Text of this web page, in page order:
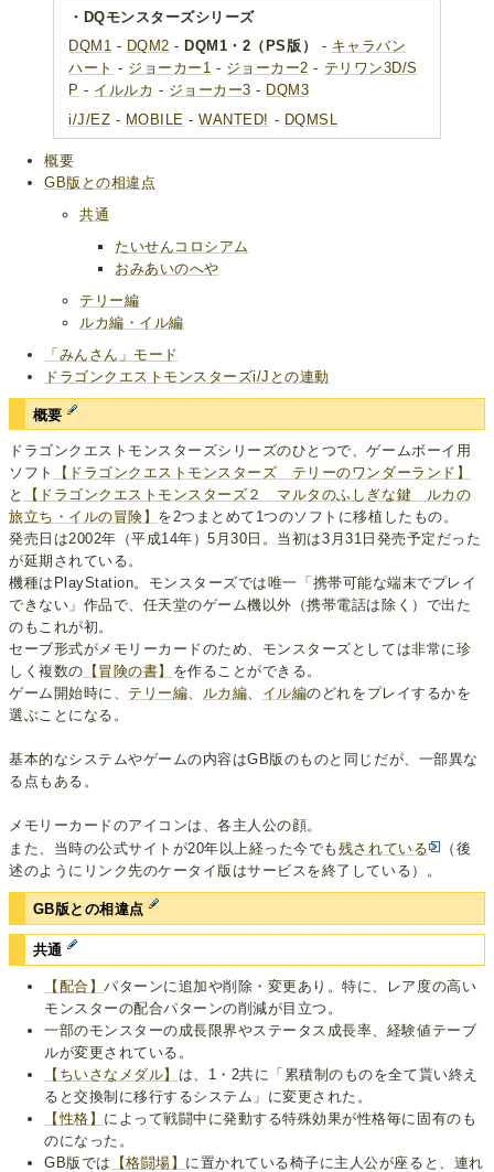
・DQモンスターズシリーズ
DQM1 - DQM2 - DQM1・2（PS版） - キャラバン
ハート - ジョーカー1 - ジョーカー2 - テリワン3D/S
P - イルルカ - ジョーカー3 - DQM3
i/J/EZ - MOBILE -WANTED! - DQMSL
概要
GB版との相違点
共通
たいせんコロシアム
おみあいのへや
テリー編
ルカ編・イル編
「みんさん」モード
ドラゴンクエストモンスターズi/Jとの連動
概要
ドラゴンクエストモンスターズシリーズのひとつで、ゲームボーイ用
ソフト
【ドラゴンクエストモンスターズ テリーのワンダーランド】
と
【ドラゴンクエストモンスターズ２ マルタのふしぎな鍵 ルカの
旅立ち・イルの冒険】 を2つまとめて1つのソフトに移植したもの。
発売日は2002年（平成14年）5月30日。当初は3月31日発売予定だった
が延期されている。
機種はPlayStation。モンスターズでは唯一「携帯可能な端末でプレイ
できない」作品で、任天堂のゲーム機以外（携帯電話は除く）で出た
のもこれが初。
セーブ形式がメモリーカードのため、モンスターズとしては非常に珍
しく複数の 【冒険の書】 を作ることができる。
ゲーム開始時に、 テリー編、 ルカ編、 イル編のどれをプレイするかを
選ぶことになる。
基本的なシステムやゲームの内容はGB版のものと同じだが、一部異な
る点もある。
メモリーカードのアイコンは、各主人公の顔。
また、当時の公式サイトが20年以上経った今でも 残されている
（後
述のようにリンク先のケータイ版はサービスを終了している）。
GB版との相違点
共通
【配合】パターンに追加や削除・変更あり。特に、レア度の高い
モンスターの配合パターンの削減が目立つ。
一部のモンスターの成長限界やステータス成長率、経験値テーブ
ルが変更されている。
【ちいさなメダル】 は、1・2共に「累積制のものを全て貰い終え
ると交換制に移行するシステム」に変更された。
【性格】 によって戦闘中に発動する特殊効果が性格毎に固有のも
のになった。
GB版では
【格闘場】 に置かれている椅子に主人公が座ると、連れ